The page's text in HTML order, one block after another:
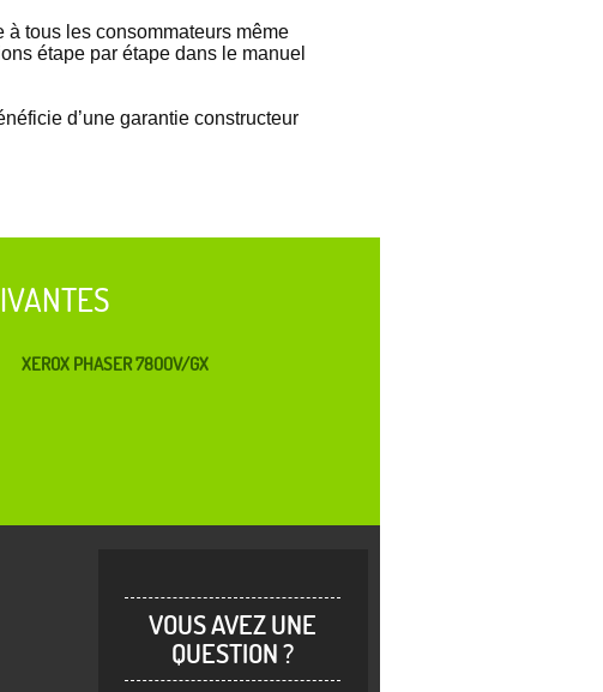
à tous les consommateurs même
étape par étape dans le manuel
d’une garantie constructeur
XEROX PHASER 7800V/GX
VOUS AVEZ UNE
QUESTION ?